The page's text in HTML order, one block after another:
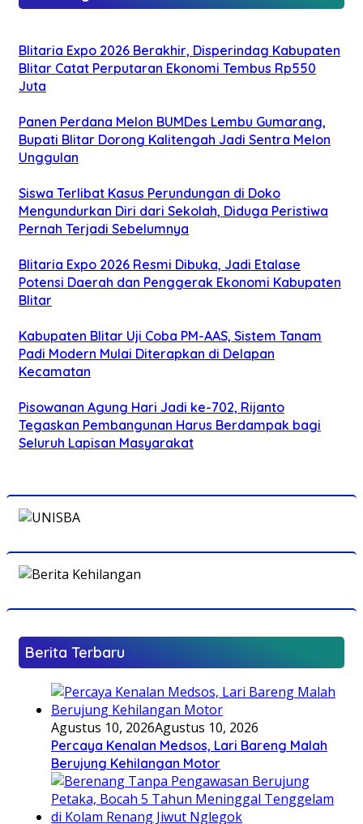
Blitaria Expo 2026 Berakhir, Disperindag Kabupaten
Blitar Catat Perputaran Ekonomi Tembus Rp550
Juta
Panen Perdana Melon BUMDes Lembu Gumarang,
Bupati Blitar Dorong Kalitengah Jadi Sentra Melon
Unggulan
Siswa Terlibat Kasus Perundungan di Doko
Mengundurkan Diri dari Sekolah, Diduga Peristiwa
Pernah Terjadi Sebelumnya
Blitaria Expo 2026 Resmi Dibuka, Jadi Etalase
Potensi Daerah dan Penggerak Ekonomi Kabupaten
Blitar
Kabupaten Blitar Uji Coba PM-AAS, Sistem Tanam
Padi Modern Mulai Diterapkan di Delapan
Kecamatan
Pisowanan Agung Hari Jadi ke-702, Rijanto
Tegaskan Pembangunan Harus Berdampak bagi
Seluruh Lapisan Masyarakat
Berita Terbaru
Agustus 10, 2026Agustus 10, 2026
Percaya Kenalan Medsos, Lari Bareng Malah
Berujung Kehilangan Motor